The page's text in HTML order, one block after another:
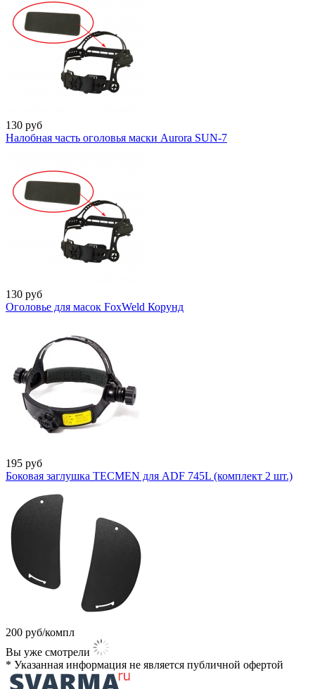
130 руб
Налобная часть оголовья маски Aurora SUN-7
130 руб
Оголовье для масок FoxWeld Корунд
195 руб
Боковая заглушка TECMEN для ADF 745L (комплект 2 шт.)
200 руб/компл
Вы уже смотрели
* Указанная информация не является публичной офертой​